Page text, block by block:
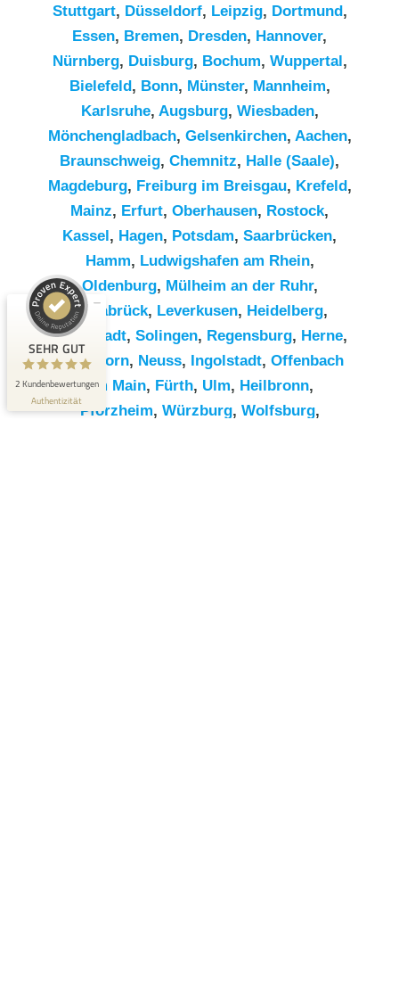
Stuttgart, Düsseldorf, Leipzig, Dortmund ,
Essen, Bremen, Dresden, Hannover,
Nürnberg, Duisburg, Bochum, Wuppertal ,
Bielefeld , Bonn, Münster, Mannheim,
Karlsruhe, Augsburg, Wiesbaden,
Mönchengladbach, Gelsenkirchen, Aachen,
Braunschweig, Chemnitz⁠, Halle (Saale),
Magdeburg, Freiburg im Breisgau, Krefeld ,
Mainz, Erfurt, Oberhausen, Rostock,
Kassel , Hagen, Potsdam, Saarbrücken,
Hamm, Ludwigshafen am Rhein,
Oldenburg, Mülheim an der Ruhr,
Osnabrück, Leverkusen, Heidelberg,
Darmstadt, Solingen, Regensburg, Herne,
Paderborn, Neuss, Ingolstadt, Offenbach
am Main, Fürth, Ulm, Heilbronn,
Pforzheim, Würzburg, Wolfsburg,
SEHR GUT
2 Kundenbewertungen
Authentizität
Kundenbewertungen und Erfahrungen zu
RümpelButler
SEHR GUT
5,00 / 5,00
2
Bewertungen von 1
anderen Quelle
Blick aufs ProvenExpert-Profil werfen